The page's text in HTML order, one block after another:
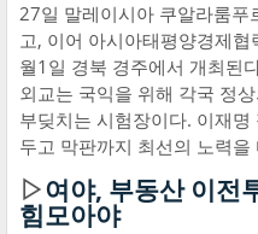
27일 말레이시아 쿠알라룸푸
고, 이어 아시아태평양경제협
월1일 경북 경주에서 개최된
외교는 국익을 위해 각국 정
부딪치는 시험장이다. 이재
두고 막판까지 최선의 노력을
▷여야, 부동산 이전
힘모아야